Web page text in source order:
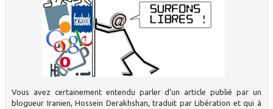
Vous avez certainement entendu parler d’un article publié par un
blogueur Iranien, Hossein Derakhshan, traduit par Libération et qui à